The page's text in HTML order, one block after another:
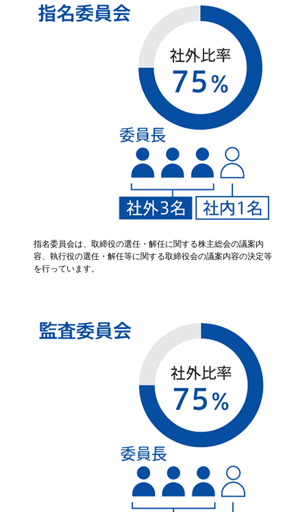
指名委員会は、取締役の選任・解任に関する株主総会の議案内
容、執行役の選任・解任等に関する取締役会の議案内容の決定等
を行っています。